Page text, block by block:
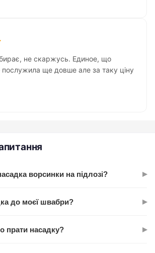
не скаржусь. Единое, що
послужила ще довше але за таку ціну
ворсинки на підлозі? ▸
випрати насадку — це
до моєї швабри? ▸
Перевірте кріплення на вашій швабрі
прати насадку? ▸